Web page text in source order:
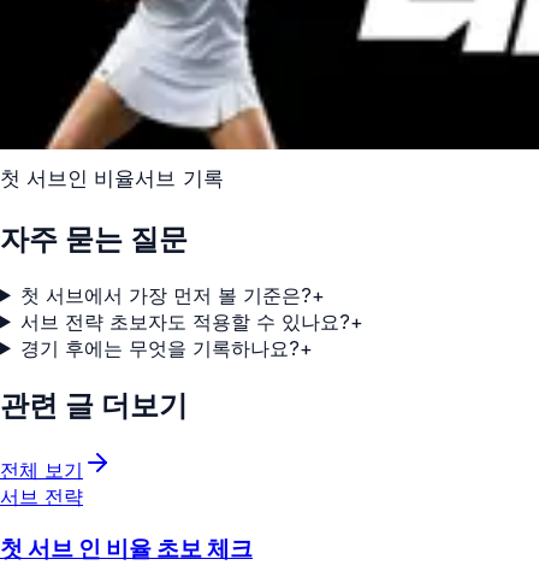
첫 서브 인 비율서브 기록
자주 묻는 질문
첫 서브에서 가장 먼저 볼 기준은?+
서브 전략 초보자도 적용할 수 있나요?+
경기 후에는 무엇을 기록하나요?+
관련 글 더보기
전체 보기
서브 전략
첫 서브 인 비율 초보 체크